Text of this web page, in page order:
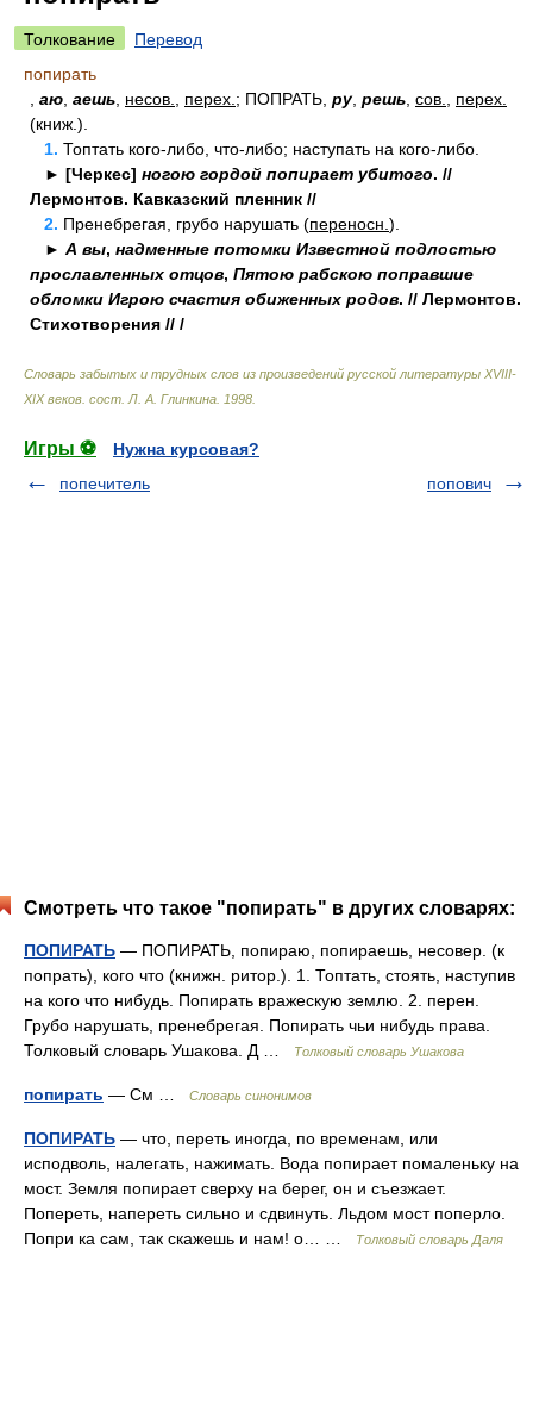
Толкование
Перевод
попирать
аю аешь несов. перех. ; ПОПРАТЬ, ру, решь сов.
перех.
(книж.).
1. Топтать кого-либо, что-либо; наступать на кого-либо.
► [Черкес] ногою гордой попирает убитого. //
Лермонтов. Кавказский пленник //
2. Пренебрегая, грубо нарушать (переносн. ).
► А вы, надменные потомки Известной подлостью
прославленных отцов, Пятою рабскою поправшие
обломки Игрою счастия обиженных родов. // Лермонтов.
Стихотворения // /
Словарь забытых и трудных слов из произведений русской литературы ХVIII-
ХIХ веков сост. Л. А. Глинкина 1998
Игры ⚽
Нужна курсовая?
попечитель
попович
Смотреть что такое "попирать" в других словарях:
ПОПИРАТЬ — ПОПИРАТЬ, попираю, попираешь, несовер. (к
попрать), кого что (книжн. ритор.). 1. Топтать, стоять, наступив
на кого что нибудь. Попирать вражескую землю. 2. перен.
Грубо нарушать, пренебрегая. Попирать чьи нибудь права.
Толковый словарь Ушакова. Д …
Толковый словарь Ушакова
попирать — См … Словарь синонимов
ПОПИРАТЬ — что, переть иногда, по временам, или
исподволь, налегать, нажимать. Вода попирает помаленьку на
мост. Земля попирает сверху на берег, он и съезжает.
Попереть, напереть сильно и сдвинуть. Льдом мост поперло.
Попри ка сам, так скажешь и нам! о… …
Толковый словарь Даля